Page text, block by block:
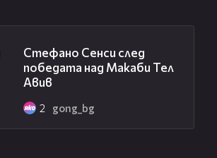
Стефано Сенси след
победата над Макаби Тел
Авив
2 gong_bg